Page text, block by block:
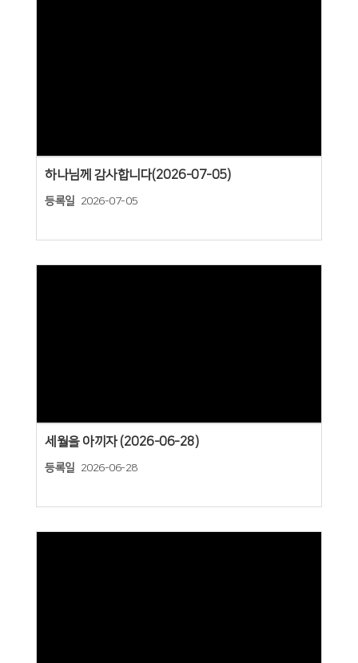
하나님께 감사합니다(2026-07-05)
등록일 2026-07-05
세월을 아끼자 (2026-06-28)
등록일 2026-06-28